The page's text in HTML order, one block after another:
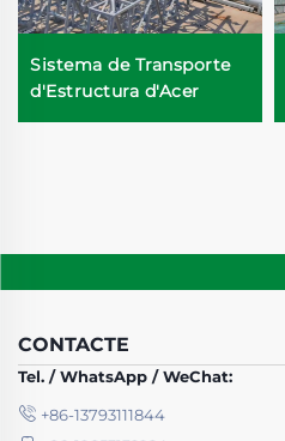
Sistema de Transporte
d'Estructura d'Acer
CONTACTE
Tel. / WhatsApp / WeChat:
+86-13793111844